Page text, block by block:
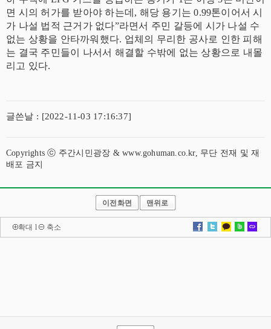
면 시의 허가를 받아야 하는데, 해당 용기는 0.99톤이어서 시
가 나설 법적 근거가 없다”라면서 주민 갈등에 시가 나설 수
없는 상황을 안타까워했다. 업체의 무리한 공사로 인한 피해
는 결국 주민들이 나서서 해결할 수밖에 없는 상황으로 내몰
리고 있다.
글쓴날 : [2022-11-03 17:16:37]
Copyrights ⓒ 주간시민광장 & www.gohuman.co.kr, 무단 전재 및 재
배포 금지
이전화면 맨위로
확대 l 축소